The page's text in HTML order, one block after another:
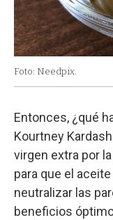
Foto: Needpix.
Entonces, ¿qué
Kourtney
virgen extra por
para que el
neutralizar las
beneficios